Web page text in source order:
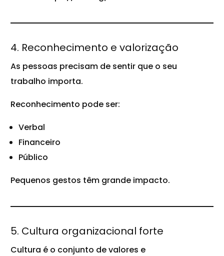
4. Reconhecimento e valorização
As pessoas precisam de sentir que o seu
trabalho importa.
Reconhecimento pode ser:
Verbal
Financeiro
Público
Pequenos gestos têm grande impacto.
5. Cultura organizacional forte
Cultura é o conjunto de valores e